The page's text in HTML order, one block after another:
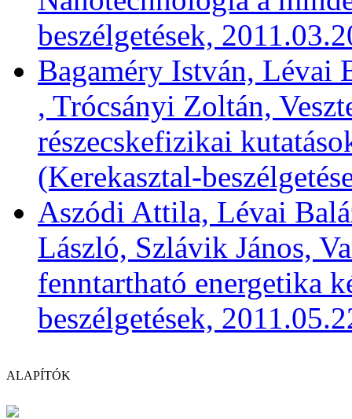
beszélgetések,
Bagaméry István, Lévai
, Trócsányi Zoltán,
részecskefizikai
(Kerekasztal-
Aszódi Attila, Lévai
László, Szlávik János,
fenntartható energetika
beszélgetések,
ALAPÍTÓK